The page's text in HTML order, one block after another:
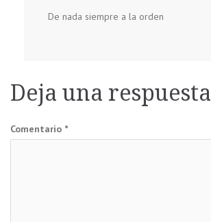
De nada siempre a la orden
Deja una respuesta
Comentario *